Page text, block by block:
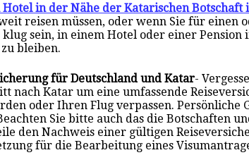
Hotel in der Nähe der Katarischen Botschaft
reisen müssen, oder wenn Sie für einen
klug sein, in einem Hotel oder einer Pension
bleiben.
für Deutschland und Katar-
nach Katar um eine umfassende
oder Ihren Flug verpassen. Persönliche
Sie bitte auch das die Botschaften
den Nachweis einer gültigen
für die Bearbeitung eines